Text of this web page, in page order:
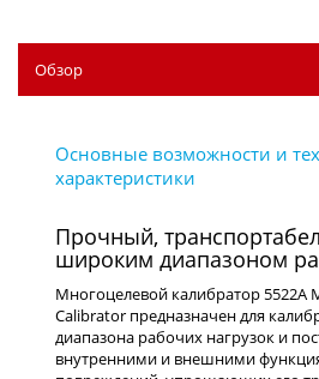
Обзор
Прочный,
широким диапазоном
Многоцелевой калибратор 5522A
Calibrator предназначен для
диапазона рабочих нагрузок и
внутренними и внешними